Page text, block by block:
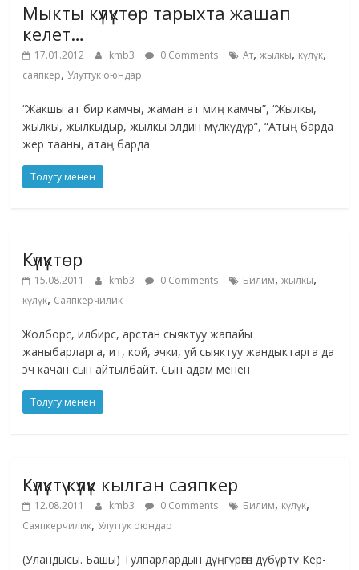
Мыкты күлүктөр тарыхта жашап
келет…
17.01.2012 kmb3 0 Comments Ат,жылкы, күлүк,
саяпкер, Улуттук оюндар
“Жакшы ат бир камчы, жаман ат миң камчы”, “Жылкы,
жылкы, жылкыдыр, жылкы элдин мүлкүдүр”, “Атың барда
жер тааны, атаң барда
Толугу менен
Күлүктөр
15.08.2011 kmb3 0 Comments Билим,жылкы,
күлүк, Саяпкерчилик
Жолборс, илбирс, арстан сыяктуу жапайы
жаныбарларга, ит, кой, эчки, уй сыяктуу жандыктарга да
эч качан сын айтылбайт. Сын адам менен
Толугу менен
Күлүктү күлүк кылган саяпкер
12.08.2011 kmb3 0 Comments Билим, күлүк,
Саяпкерчилик, Улуттук оюндар
(Уландысы. Башы) Тулпарлардын дүңгүрөгөн дүбүртү Кер-